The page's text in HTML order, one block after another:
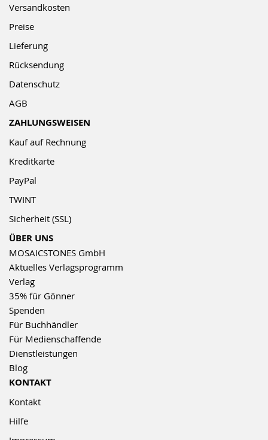
Versandkosten
Preise
Lieferung
Rücksendung
Datenschutz
AGB
ZAHLUNGSWEISEN
Kauf auf Rechnung
Kreditkarte
PayPal
TWINT
Sicherheit (SSL)
ÜBER UNS
MOSAICSTONES GmbH
Aktuelles Verlagsprogramm
Verlag
35% für Gönner
Spenden
Für Buchhändler
Für Medienschaffende
Dienstleistungen
Blog
KONTAKT
Kontakt
Hilfe